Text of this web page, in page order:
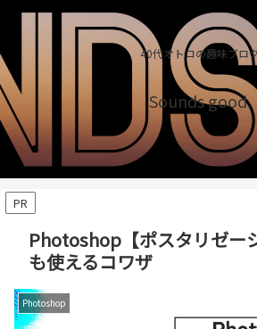
40代オトコの趣味ブロ
Sounds good.
PR
Photoshop【ポスタリゼー
も使えるコワザ
Photoshop